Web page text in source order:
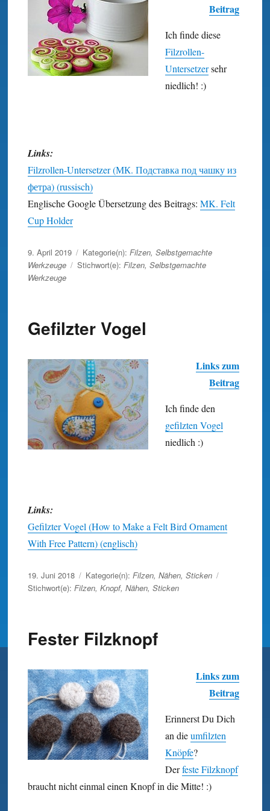
Beitrag
Ich finde diese
Filzrollen-
Untersetzersehr
niedlich! :)
Links:
Filzrollen-Untersetzer (МК. Подставка под чашку из
фетра) (russisch)
Englische Google Übersetzung des Beitrags: MK. Felt
Cup Holder
Veröffentlicht
am
9. April 2019 Kategorie(n): Filzen, Selbstgemachte
Werkzeuge
Stichwort(e): Filzen, Selbstgemachte
Werkzeuge
Gefilzter Vogel
Links zum
Beitrag
Ich finde den
gefilzten Vogel
niedlich :)
Links:
Gefilzter Vogel (How to Make a Felt Bird Ornament
With Free Pattern) (englisch)
Veröffentlicht
am
19. Juni 2018 Kategorie(n): Filzen, Nähen, Sticken
Stichwort(e): Filzen, Knopf, Nähen, Sticken
Fester Filzknopf
Links zum
Beitrag
Erinnerst Du Dich
an dieumfilzten
Knöpfe?
Derfeste Filz­knopf
braucht nicht einmal einen Knopf in die Mitte! :)